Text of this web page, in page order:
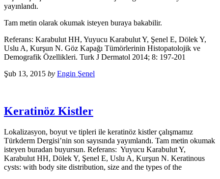
yayınlandı.
Tam metin olarak okumak isteyen buraya bakabilir.
Referans: Karabulut HH, Yuyucu Karabulut Y, Şenel E, Dölek Y,
Uslu A, Kurşun N. Göz Kapağı Tümörlerinin Histopatolojik ve
Demografik Özellikleri. Turk J Dermatol 2014; 8: 197-201
Şub 13, 2015 by Engin Şenel
Keratinöz Kistler
Lokalizasyon, boyut ve tipleri ile keratinöz kistler çalışmamız
Türkderm Dergisi’nin son sayısında yayımlandı. Tam metin okumak
isteyen buradan buyursun. Referans: Yuyucu Karabulut Y,
Karabulut HH, Dölek Y, Şenel E, Uslu A, Kurşun N. Keratinous
cysts: with body site distribution, size and the types of the